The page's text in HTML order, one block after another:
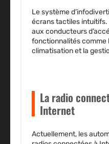
Lesystème
écrans tactiles
aux conducteurs
fonctionnalités comme
climatisation et la
La radio
Internet
Actuellement, les